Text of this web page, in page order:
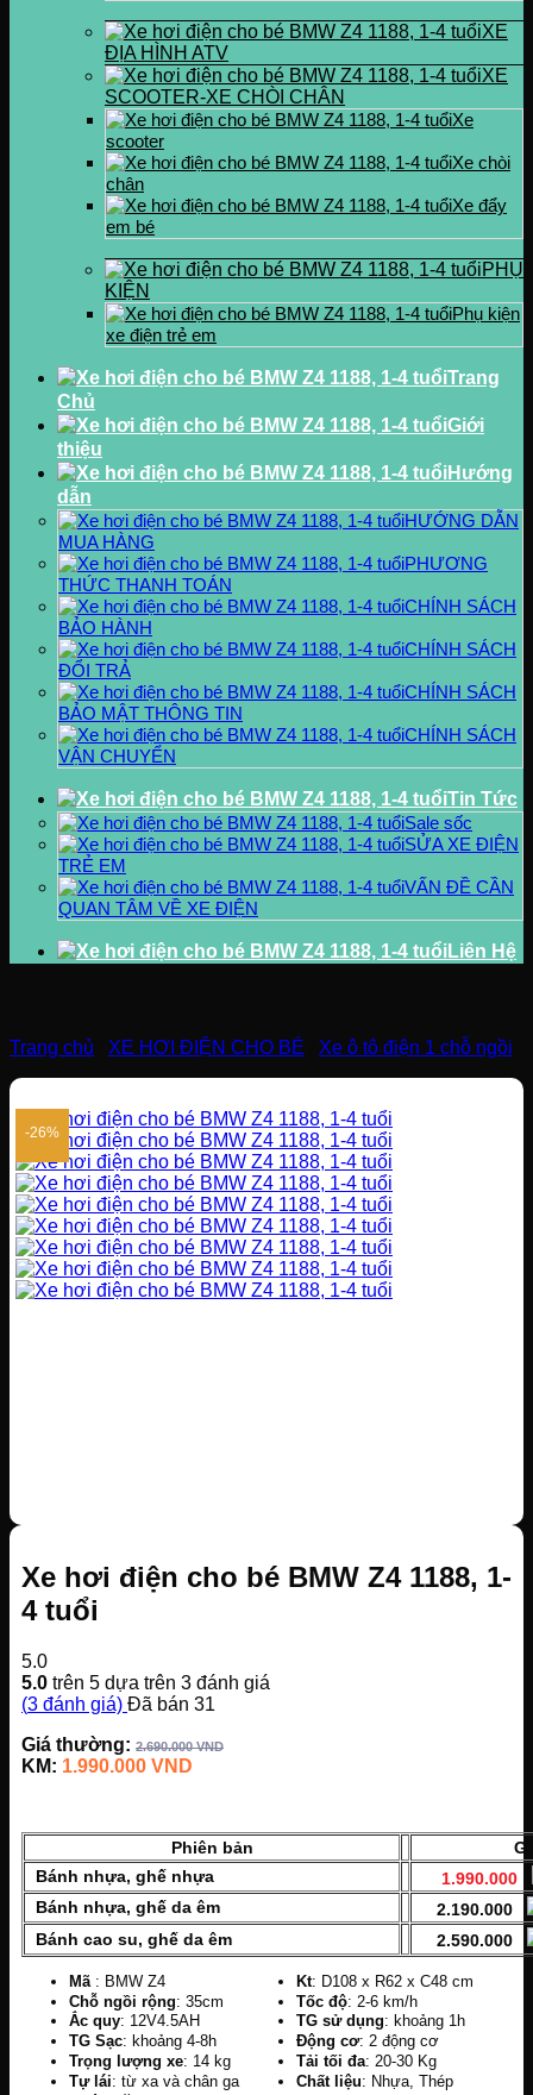
XE
ĐỊA HÌNH ATV
XE
SCOOTER-XE CHÒI CHÂN
Xe
scooter
Xe chòi
chân
Xe đẩy
em bé
PHỤ
KIỆN
Phụ kiện
xe điện trẻ em
Trang
Chủ
Giới
thiệu
Hướng
dẫn
HƯỚNG DẪN
MUA HÀNG
PHƯƠNG
THỨC THANH TOÁN
CHÍNH SÁCH
BẢO HÀNH
CHÍNH SÁCH
ĐỔI TRẢ
CHÍNH SÁCH
BẢO MẬT THÔNG TIN
CHÍNH SÁCH
VẬN CHUYỂN
Tin Tức
Sale sốc
SỬA XE ĐIỆN
TRẺ EM
VẤN ĐỀ CẦN
QUAN TÂM VỀ XE ĐIỆN
Liên Hệ
Trang chủ XE HƠI ĐIỆN CHO BÉ Xe ô tô điện 1 chỗ ngồi
-26%
Xe hơi điện cho bé BMW Z4 1188, 1-
4 tuổi
5.0
5.0 trên 5 dựa trên 3 đánh giá
(3 đánh giá) Đã bán 31
Giá thường: 2.690.000VND
KM: 1.990.000 VND
Phiên bản
Bánh nhựa, ghế nhựa
1.990.000
Bánh nhựa, ghế da êm
2.190.000
Bánh cao su, ghế da êm
2.590.000
Mã : BMW Z4 Kt: D108 x R62 x C48 cm
Chỗ ngồi rộng: 35cm Tốc độ: 2-6 km/h
Ắc quy: 12V4.5AH TG sử dụng: khoảng 1h
TG Sạc: khoảng 4-8h Động cơ: 2 động cơ
Trọng lượng xe: 14 kg Tải tối đa: 20-30 Kg
Tự lái: từ xa và chân ga Chất liệu: Nhựa, Thép